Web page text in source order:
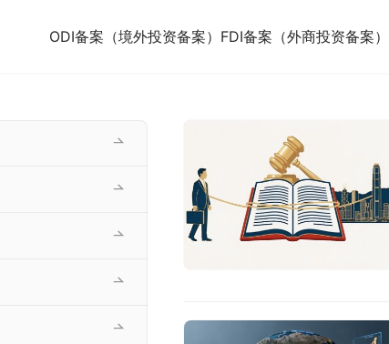
ODI备案（境外投资备案） FDI备案（外商投资备案）